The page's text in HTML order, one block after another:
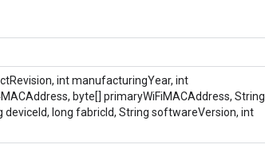
int manufacturingYear, int
byte[] primaryWiFiMACAddress, String
deviceId, long fabricId, String softwareVersion, int